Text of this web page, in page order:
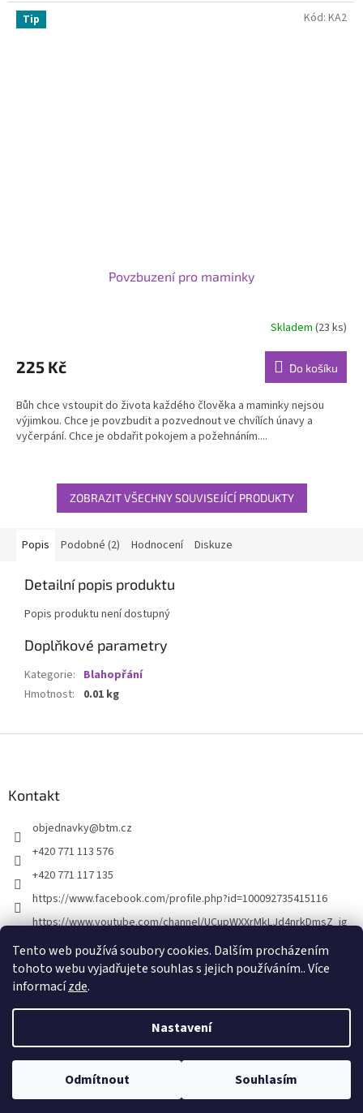
Tento web používá soubory cookies. Dalším procházením
tohoto webu vyjadřujete souhlas s jejich používáním.. Více
informacízde.
Nastavení
Odmítnout Souhlasím
Tip
Povzbuzení pro maminky
produktu
je
z
5
hvězdiček.
Skladem(23 ks)
225 Kč Do košíku
Bůh chce vstoupit do života každého člověka a maminky nejsou
výjimkou. Chce je povzbudit a pozvednout ve chvílích únavy a
vyčerpání. Chce je obdařit pokojem a požehnáním....
Kód: KA2
ZOBRAZIT VŠECHNY SOUVISEJÍCÍ PRODUKTY
Popis Podobné (2) Hodnocení Diskuze
Detailní popis produktu
Popis produktu není dostupný
Doplňkové parametry
Kategorie: Blahopřání
Hmotnost: 0.01 kg
Kontakt
objednavky@btm.cz
+420 771 113 576
+420 771 117 135
https://www.facebook.com/profile.php?id=100092735415116
https://www.youtube.com/channel/UCupWXXrMkLJd4nrkDmsZ_ig
Vytvořil Shoptet
Copyright 2026 . Všechna práva vyhrazena.